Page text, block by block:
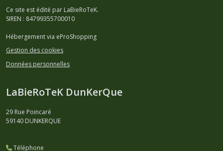
Ce site est édité par LaBieRoTeK.
SIREN : 84799355700010
Hébergement via eProShopping
Gestion des cookies
Données personnelles
LaBieRoTeK DunKerQue
29 Rue Poincaré
59140 DUNKERQUE
Téléphone